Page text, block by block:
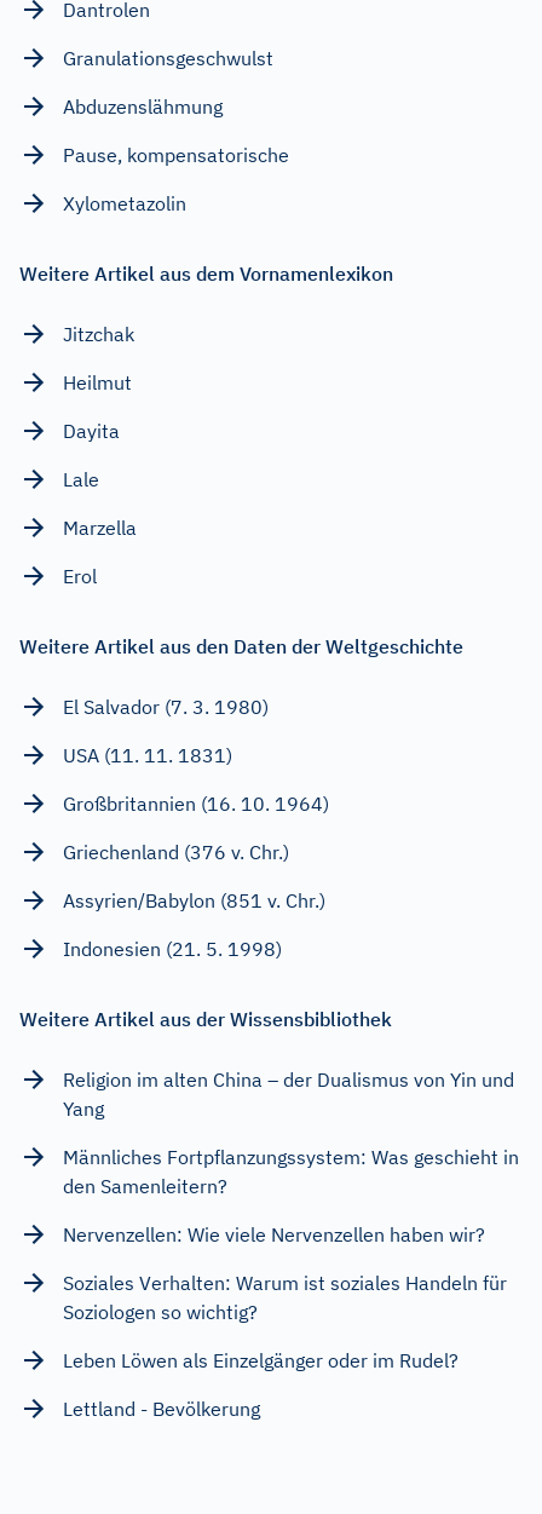
Dantrolen
Granulationsgeschwulst
Abduzenslähmung
Pause, kompensatorische
Xylometazolin
Weitere Artikel aus dem Vornamenlexikon
Jitzchak
Heilmut
Dayita
Lale
Marzella
Erol
Weitere Artikel aus den Daten der Weltgeschichte
El Salvador (7. 3. 1980)
USA (11. 11. 1831)
Großbritannien (16. 10. 1964)
Griechenland (376 v. Chr.)
Assyrien/Babylon (851 v. Chr.)
Indonesien (21. 5. 1998)
Weitere Artikel aus der Wissensbibliothek
Religion im alten China – der Dualismus von Yin und
Yang
Männliches Fortpflanzungssystem: Was geschieht in
den Samenleitern?
Nervenzellen: Wie viele Nervenzellen haben wir?
Soziales Verhalten: Warum ist soziales Handeln für
Soziologen so wichtig?
Leben Löwen als Einzelgänger oder im Rudel?
Lettland - Bevölkerung